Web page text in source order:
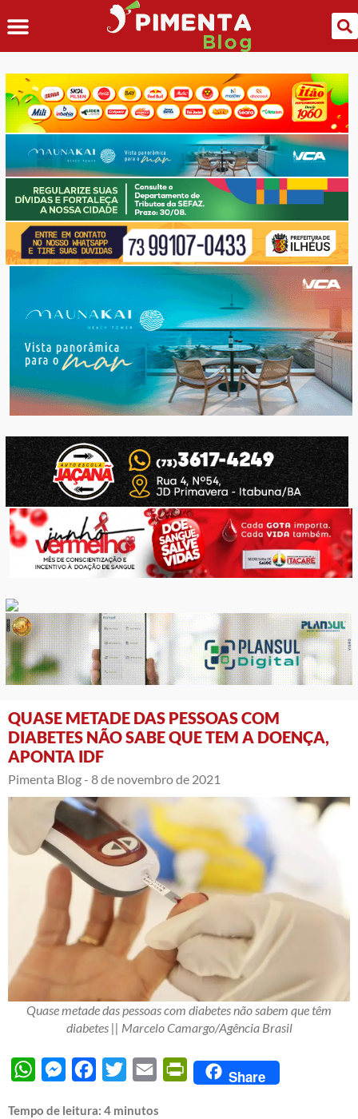
QUASE METADE DAS PESSOAS COM
DIABETES NÃO SABE QUE TEM A DOENÇA,
APONTA IDF
Pimenta Blog - 8 de novembro de 2021
Quase metade das pessoas com diabetes não sabem que têm
diabetes || Marcelo Camargo/Agência Brasil
WhatsAppMessengerFacebook
Twitter Email PrintFriendly
Share
Tempo de leitura: 4 minutos